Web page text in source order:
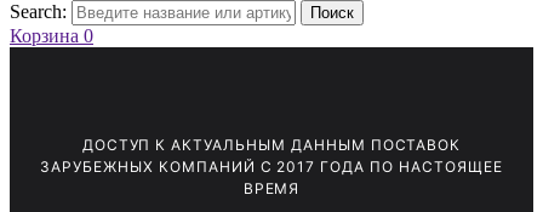
Search:
Поиск
Корзина 0
ДОСТУП К АКТУАЛЬНЫМ ДАННЫМ ПОСТАВОК
ЗАРУБЕЖНЫХ КОМПАНИЙ С 2017 ГОДА ПО НАСТОЯЩЕЕ
ВРЕМЯ